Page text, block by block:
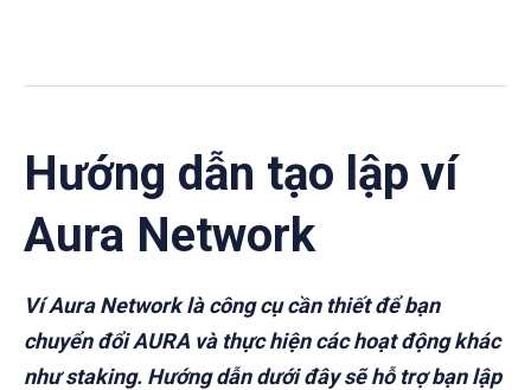
Hướng dẫn tạo lập ví
Aura Network
Ví Aura Network là công cụ cần thiết để bạn
chuyển đổi AURA và thực hiện các hoạt động khác
như staking. Hướng dẫn dưới đây sẽ hỗ trợ bạn lập